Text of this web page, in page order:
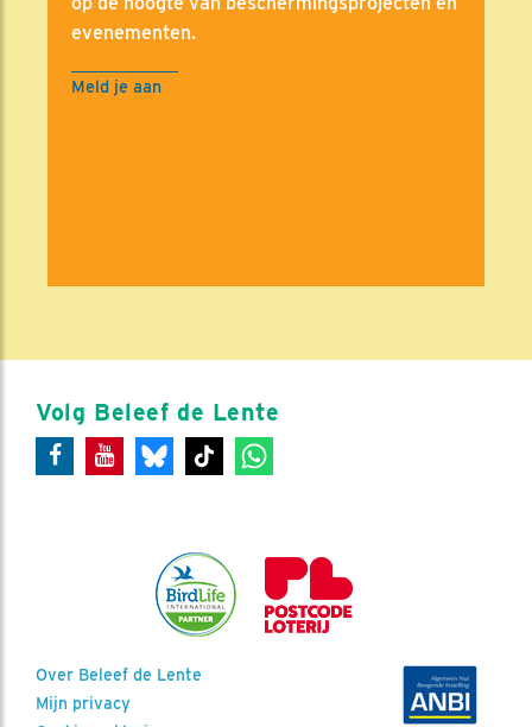
evenementen.
Meld je aan
Volg Beleef de Lente
Over Beleef de Lente
Mijn privacy